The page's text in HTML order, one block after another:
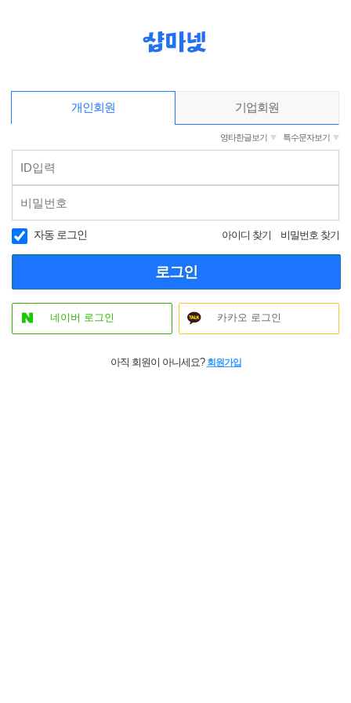
개인회원 기업회원
영타한글보기 특수문자보기
자동 로그인 아이디 찾기 비밀번호 찾기
로그인
네이버 로그인 카카오 로그인
아직 회원이 아니세요? 회원가입